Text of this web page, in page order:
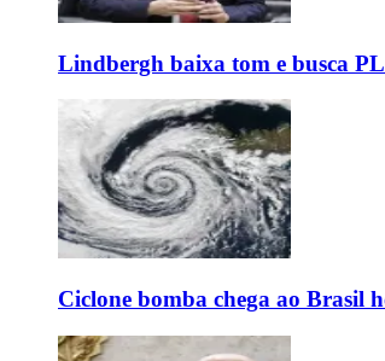
Lindbergh baixa tom e busca
Ciclone bomba chega ao Brasil